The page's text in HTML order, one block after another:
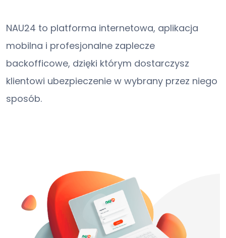
NAU24 to platforma internetowa, aplikacja
mobilna i profesjonalne zaplecze
backofficowe, dzięki którym dostarczysz
klientowi ubezpieczenie w wybrany przez niego
sposób.